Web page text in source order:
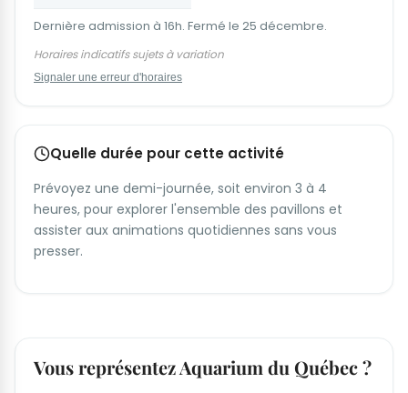
Dernière admission à 16h. Fermé le 25 décembre.
Horaires indicatifs sujets à variation
Signaler une erreur d'horaires
Quelle durée pour cette activité
Prévoyez une demi-journée, soit environ 3 à 4
heures, pour explorer l'ensemble des pavillons et
assister aux animations quotidiennes sans vous
presser.
Vous représentez Aquarium du Québec ?